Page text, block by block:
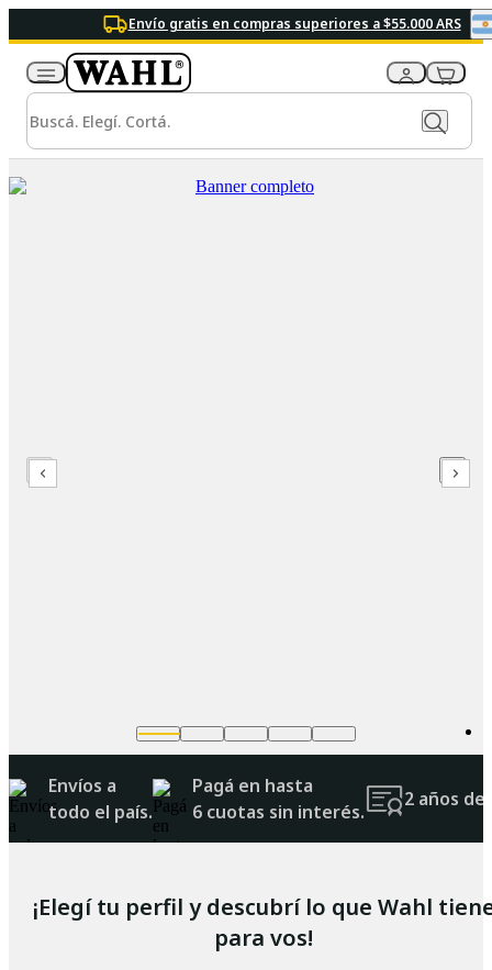
Envío gratis en compras superiores a $55.000 ARS
Envíos a
todo el país.
Pagá en hasta
6 cuotas sin interés.
2 años
¡Elegí tu perfil y descubrí lo que Wahl
para vos!